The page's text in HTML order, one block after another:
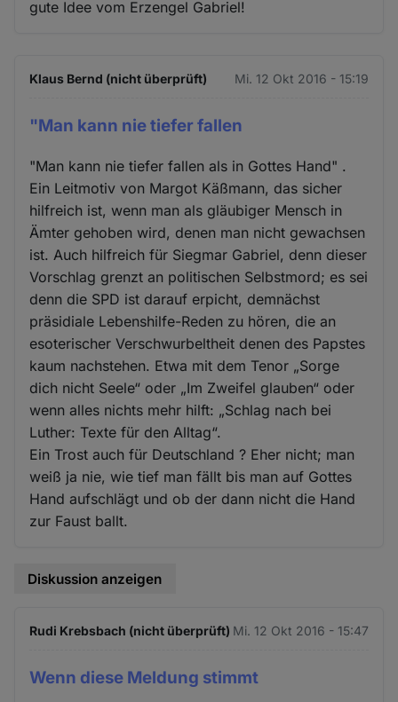
gute Idee vom Erzengel Gabriel!
Klaus Bernd (nicht überprüft) Mi. 12 Okt 2016 - 15:19
"Man kann nie tiefer fallen
"Man kann nie tiefer fallen als in Gottes Hand" .
Ein Leitmotiv von Margot Käßmann, das sicher
hilfreich ist, wenn man als gläubiger Mensch in
Ämter gehoben wird, denen man nicht gewachsen
ist. Auch hilfreich für Siegmar Gabriel, denn dieser
Vorschlag grenzt an politischen Selbstmord; es sei
denn die SPD ist darauf erpicht, demnächst
präsidiale Lebenshilfe-Reden zu hören, die an
esoterischer Verschwurbeltheit denen des Papstes
kaum nachstehen. Etwa mit dem Tenor „Sorge
dich nicht Seele“ oder „Im Zweifel glauben“ oder
wenn alles nichts mehr hilft: „Schlag nach bei
Luther: Texte für den Alltag“.
Ein Trost auch für Deutschland ? Eher nicht; man
weiß ja nie, wie tief man fällt bis man auf Gottes
Hand aufschlägt und ob der dann nicht die Hand
zur Faust ballt.
Diskussion anzeigen
Rudi Krebsbach (nicht überprüft) Mi. 12 Okt 2016 - 15:47
Wenn diese Meldung stimmt